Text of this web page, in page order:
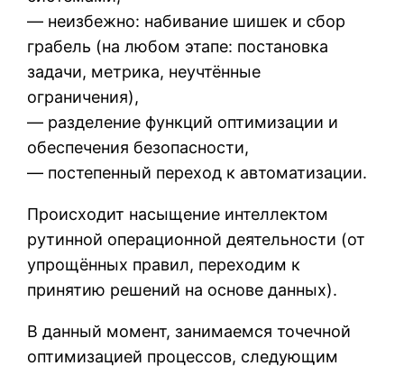
— неизбежно: набивание шишек и сбор
грабель (на любом этапе: постановка
задачи, метрика, неучтённые
ограничения),
— разделение функций оптимизации и
обеспечения безопасности,
— постепенный переход к автоматизации.
Происходит насыщение интеллектом
рутинной операционной деятельности (от
упрощённых правил, переходим к
принятию решений на основе данных).
В данный момент, занимаемся точечной
оптимизацией процессов, следующим